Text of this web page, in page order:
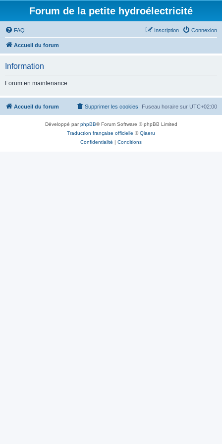
Forum de la petite hydroélectricité
FAQ Connexion
Inscription
Accueil du forum
Information
Forum en maintenance
Accueil du forum Fuseau horaire sur UTC+02:00
Supprimer les cookies
Développé parphpBB® Forum Software © phpBB Limited
Traduction française officielle ©Qiaeru
Confidentialité | Conditions